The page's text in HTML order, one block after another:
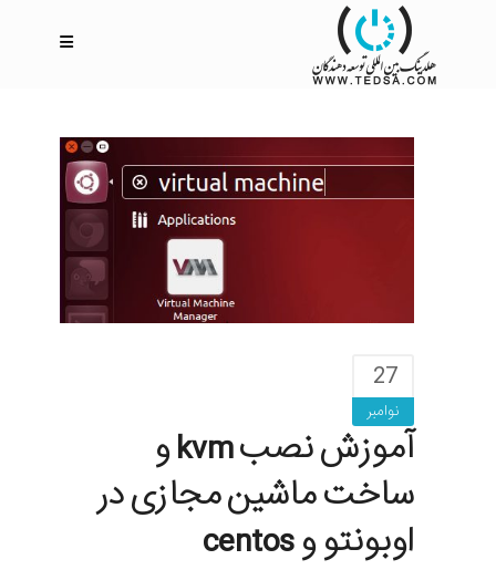
27
نوامبر
آموزش نصب kvm و
ساخت ماشین مجازی در
اوبونتو و centos